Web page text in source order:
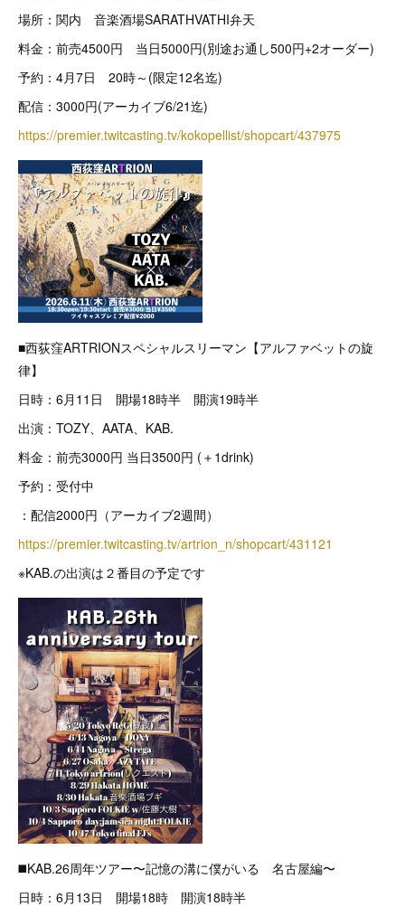
場所：関内 音楽酒場SARATHVATHI弁天
料金：前売4500円 当日5000円(別途お通し500円+2オーダー)
予約：4月7日 20時～(限定12名迄)
配信：3000円(アーカイブ6/21迄)
https://premier.twitcasting.tv/kokopellist/shopcart/437975
■西荻窪ARTRIONスペシャルスリーマン【アルファベットの旋
律】
日時：6月11日 開場18時半 開演19時半
出演：TOZY、AATA、KAB.
料金：前売3000円 当日3500円 (＋1drink)
予約：受付中
：配信2000円（アーカイブ2週間）
https://premier.twitcasting.tv/artrion_n/shopcart/431121
※KAB.の出演は２番目の予定です
◼️KAB.26周年ツアー〜記憶の溝に僕がいる 名古屋編〜
日時：6月13日 開場18時 開演18時半